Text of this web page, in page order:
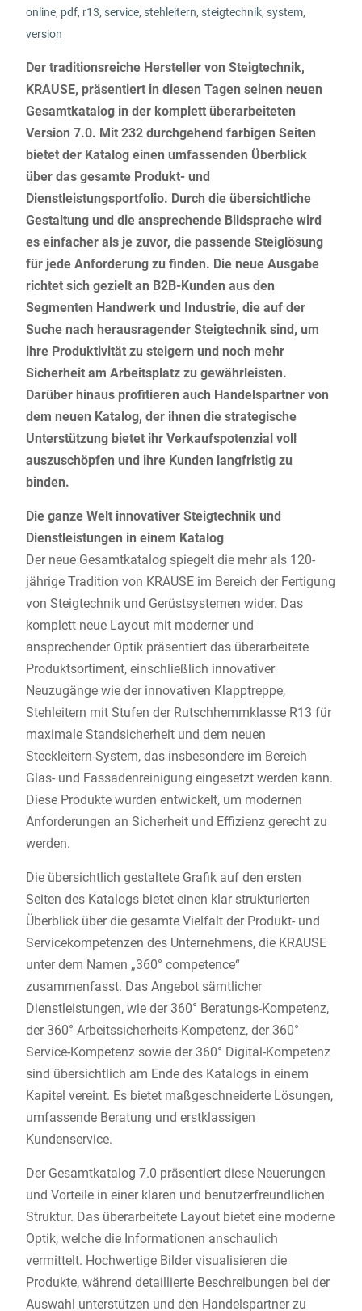
online, pdf, r13, service, stehleitern, steigtechnik, system,
version
Der traditionsreiche Hersteller von Steigtechnik,
KRAUSE, präsentiert in diesen Tagen seinen neuen
Gesamtkatalog in der komplett überarbeiteten
Version 7.0. Mit 232 durchgehend farbigen Seiten
bietet der Katalog einen umfassenden Überblick
über das gesamte Produkt- und
Dienstleistungsportfolio. Durch die übersichtliche
Gestaltung und die ansprechende Bildsprache wird
es einfacher als je zuvor, die passende Steiglösung
für jede Anforderung zu finden. Die neue Ausgabe
richtet sich gezielt an B2B-Kunden aus den
Segmenten Handwerk und Industrie, die auf der
Suche nach herausragender Steigtechnik sind, um
ihre Produktivität zu steigern und noch mehr
Sicherheit am Arbeitsplatz zu gewährleisten.
Darüber hinaus profitieren auch Handelspartner von
dem neuen Katalog, der ihnen die strategische
Unterstützung bietet ihr Verkaufspotenzial voll
auszuschöpfen und ihre Kunden langfristig zu
binden.
Die ganze Welt innovativer Steigtechnik und
Dienstleistungen in einem Katalog
Der neue Gesamtkatalog spiegelt die mehr als 120-
jährige Tradition von KRAUSE im Bereich der Fertigung
von Steigtechnik und Gerüstsystemen wider. Das
komplett neue Layout mit moderner und
ansprechender Optik präsentiert das überarbeitete
Produktsortiment, einschließlich innovativer
Neuzugänge wie der innovativen Klapptreppe,
Stehleitern mit Stufen der Rutschhemmklasse R13 für
maximale Standsicherheit und dem neuen
Steckleitern-System, das insbesondere im Bereich
Glas- und Fassadenreinigung eingesetzt werden kann.
Diese Produkte wurden entwickelt, um modernen
Anforderungen an Sicherheit und Effizienz gerecht zu
werden.
Die übersichtlich gestaltete Grafik auf den ersten
Seiten des Katalogs bietet einen klar strukturierten
Überblick über die gesamte Vielfalt der Produkt- und
Servicekompetenzen des Unternehmens, die KRAUSE
unter dem Namen „360° competence“
zusammenfasst. Das Angebot sämtlicher
Dienstleistungen, wie der 360° Beratungs-Kompetenz,
der 360° Arbeitssicherheits-Kompetenz, der 360°
Service-Kompetenz sowie der 360° Digital-Kompetenz
sind übersichtlich am Ende des Katalogs in einem
Kapitel vereint. Es bietet maßgeschneiderte Lösungen,
umfassende Beratung und erstklassigen
Kundenservice.
Der Gesamtkatalog 7.0 präsentiert diese Neuerungen
und Vorteile in einer klaren und benutzerfreundlichen
Struktur. Das überarbeitete Layout bietet eine moderne
Optik, welche die Informationen anschaulich
vermittelt. Hochwertige Bilder visualisieren die
Produkte, während detaillierte Beschreibungen bei der
Auswahl unterstützen und den Handelspartner zu